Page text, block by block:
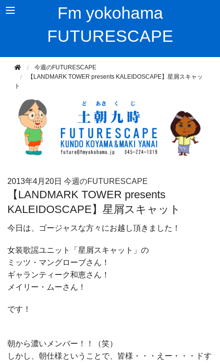
Fm yokohama
FUTURESCAPE
今週のFUTURESCAPE
【LANDMARK TOWER presents KALEIDOSCAPE】星屑スキャッ
ト
2013年4月20日 今週のFUTURESCAPE
【LANDMARK TOWER presents
KALEIDOSCAPE】星屑スキャット
今日は、ゴージャスな方々にお越し頂きました！
女装歌謡ユニット「星屑スキャット」の
ミッツ・マングローブさん！
ギャランティーク和恵さん！
メイリー・ムーさん！
です！
朝から濃いメンバー！！（笑）
しかし、朝仕様ということで、皆様・・・えー・・・ドす